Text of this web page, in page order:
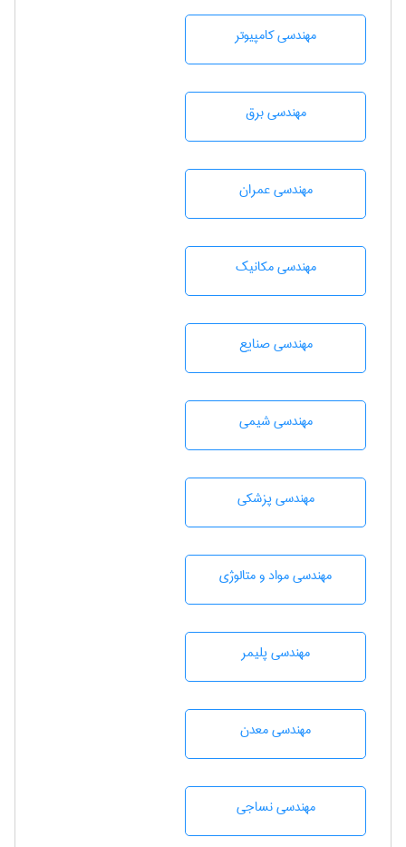
مهندسی كامپيوتر
مهندسی برق
مهندسی عمران
مهندسی مکانیک
مهندسی صنايع
مهندسي شيمی
مهندسی پزشکی
مهندسی مواد و متالوژی
مهندسی پليمر
مهندسی معدن
مهندسي نساجی